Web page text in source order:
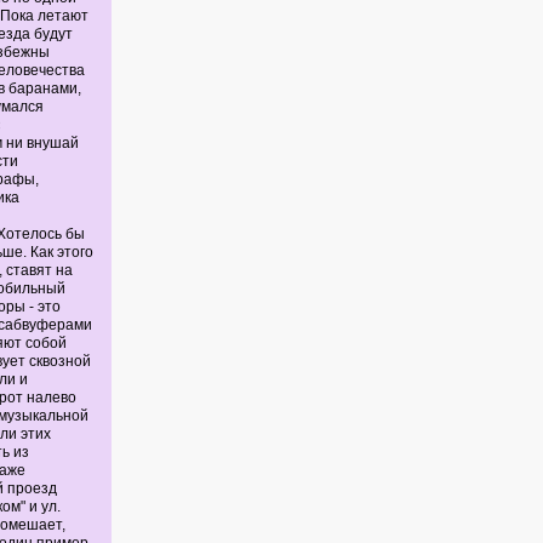
летают
будут
баранами,
ни внушай
бы
Как этого
на
- это
собой
сквозной
и
налево
этих
из
проезд
и ул.